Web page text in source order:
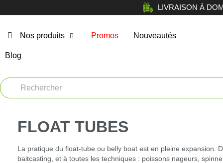
LIVRAISON À
Nos produits
Atelier
Tir de loisir
Promos Nouveautés
Blog
FLOAT TUBES
La pratique du float-tube ou belly boat est en pleine expansion.
baitcasting, et à toutes les techniques : poissons nageurs,